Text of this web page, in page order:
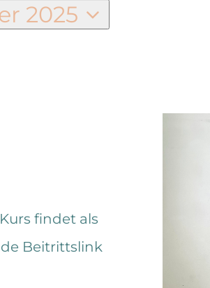
2025
findet als
Beitrittslink